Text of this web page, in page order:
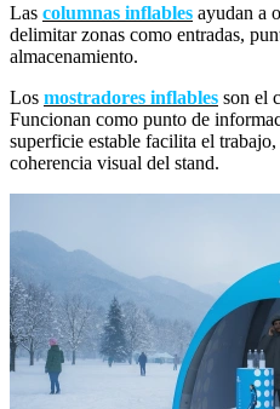
Las columnas inflables ayudan a
delimitar zonas como entradas,
almacenamiento.
Los mostradores inflables son el
Funcionan como punto de
superficie estable facilita el
coherencia visual del stand.